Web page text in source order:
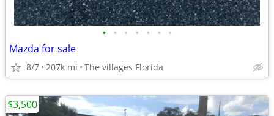
• • • • • • •
Mazda for sale
8/7 207k mi The villages Florida
$3,500